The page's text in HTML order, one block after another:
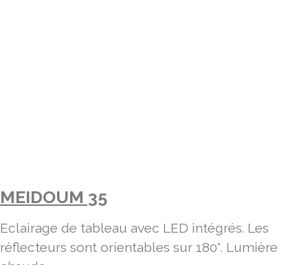
MEIDOUM 35
Eclairage de tableau avec LED intégrés. Les
réflecteurs sont orientables sur 180°. Lumière